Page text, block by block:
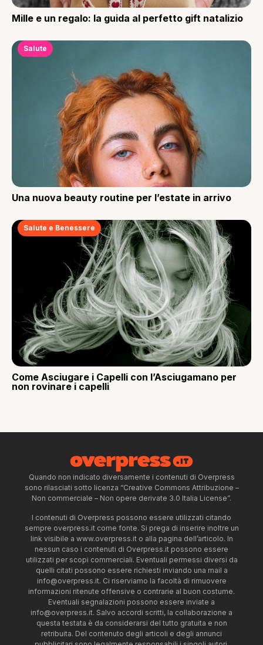
Mille e un regalo: la guida al perfetto gift natalizio
Salute
Una nuova beauty routine per l’estate in arrivo
Salute e Benessere
Come Asciugare i Capelli con l’Asciugamano per
non rovinare i capelli
Quando non indicato diversamente i contenuti di Overpress
sono rilasciati sotto licenza “Creative Commons Attribuzione –
Non commerciale – Non opere derivate 3.0 Italia License”.
I contenuti di Overpress possono essere utilizzati citando
sempre overpress.it come fonte. Si prega di inserire inoltre un
link visibile a www.overpress.it o alla pagina dell’articolo. In
nessun caso i contenuti di Overpress.it possono essere
utilizzati per scopi commerciali. Eventuali permessi diversi da
quelli citati possono essere richiesti inviando una mail a
info@overpress.it. Ci riserviamo la facoltà di rimuovere
informazioni ritenute offensive o contrarie al buon costume.
Eventuali segnalazioni possono essere inviate a
info@overpress.it. Salvo accordi scritti, la collaborazione a
questa testata è da considerarsi del tutto gratuita e non
retribuita. Del contenuto degli articoli e degli annunci